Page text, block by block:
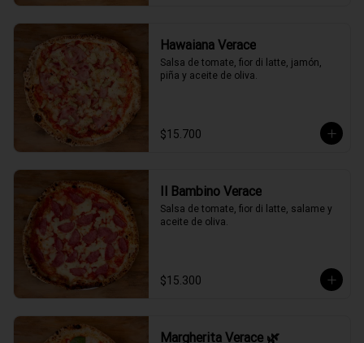
Hawaiana Verace
Salsa de tomate, fior di latte, jamón,
piña y aceite de oliva.
$15.700
Il Bambino Verace
Salsa de tomate, fior di latte, salame y
aceite de oliva.
$15.300
Margherita Verace 🌿